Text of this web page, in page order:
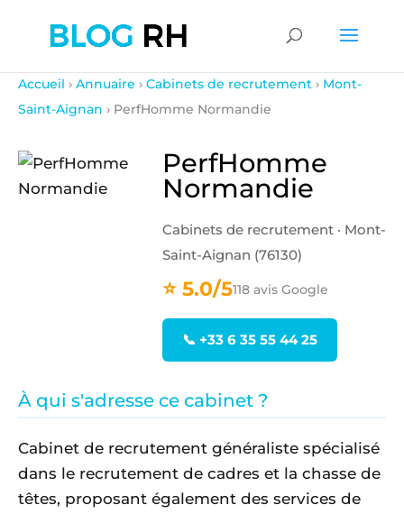
Accueil › Annuaire › Cabinets de recrutement › Mont-
Saint-Aignan › PerfHomme Normandie
PerfHomme
Normandie
Cabinets de recrutement · Mont-
Saint-Aignan (76130)
⭐ 5.0/5118 avis Google
📞 +33 6 35 55 44 25
À qui s'adresse ce cabinet ?
Cabinet de recrutement généraliste spécialisé
dans le recrutement de cadres et la chasse de
têtes, proposant également des services de